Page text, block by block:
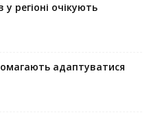
регіоні очікують
адаптуватися